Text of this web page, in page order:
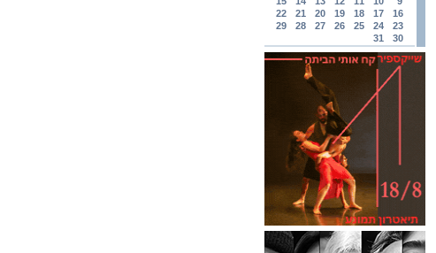
16
17
18
19
20
21
22
23
24
25
26
27
28
29
30
31